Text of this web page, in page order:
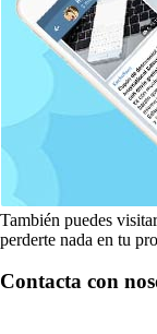
También puedes
perderte nada en tu
Contacta con